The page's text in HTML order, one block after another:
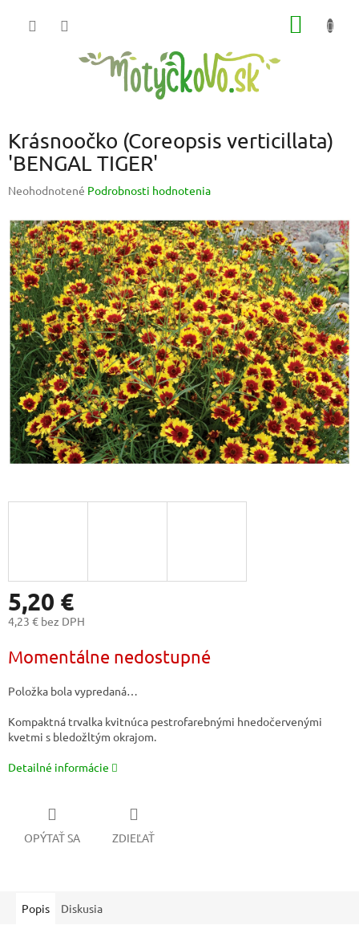
Krásnoočko (Coreopsis verticillata)
'BENGAL TIGER'
Priemerné
produktu
je
0,0
z
5
hviezdičiek.
Neohodnotené Podrobnosti hodnotenia
5,20 €
4,23 € bez DPH
cena:
Momentálne nedostupné
Položka bola vypredaná…
Kompaktná trvalka kvitnúca pestrofarebnými hnedočervenými
kvetmi s bledožltým okrajom.
Detailné informácie
OPÝTAŤ SA ZDIEĽAŤ
Popis Diskusia